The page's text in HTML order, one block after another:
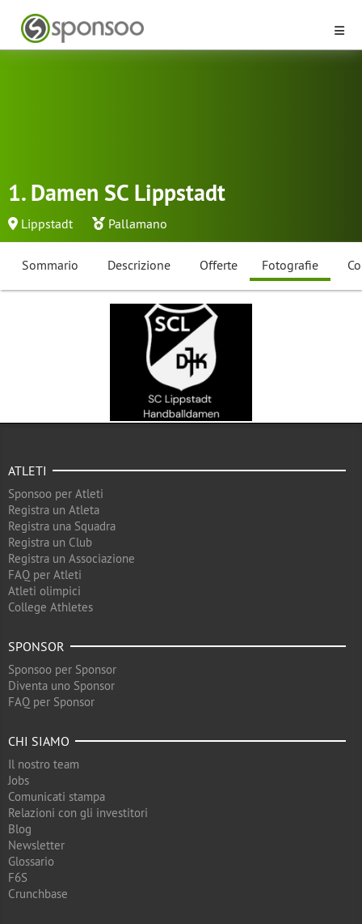
1. Damen SC Lippstadt
Lippstadt Pallamano
Sommario Descrizione Offerte Fotografie
ATLETI
Sponsoo per Atleti
Registra un Atleta
Registra una Squadra
Registra un Club
Registra un Associazione
FAQ per Atleti
Atleti olimpici
College Athletes
SPONSOR
Sponsoo per Sponsor
Diventa uno Sponsor
FAQ per Sponsor
CHI SIAMO
Il nostro team
Jobs
Comunicati stampa
Relazioni con gli investitori
Blog
Newsletter
Glossario
F6S
Crunchbase